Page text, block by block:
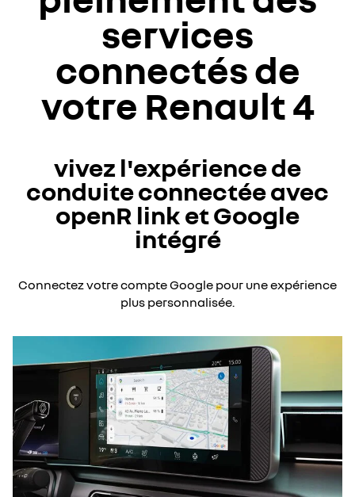
services
connectés de
votre Renault 4
vivez l'expérience de
conduite connectée avec
openR link et Google
intégré
Connectez votre compte Google pour une expérience
plus personnalisée.